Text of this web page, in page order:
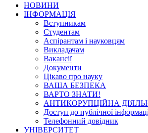
НОВИНИ
ІНФОРМАЦІЯ
Вступникам
Студентам
Аспірантам і науковцям
Викладачам
Вакансії
Документи
Цікаво про науку
ВАША БЕЗПЕКА
ВАРТО ЗНАТИ!
АНТИКОРУПЦІЙНА
Доступ до публічної
Телефонний довідник
УНІВЕРСИТЕТ